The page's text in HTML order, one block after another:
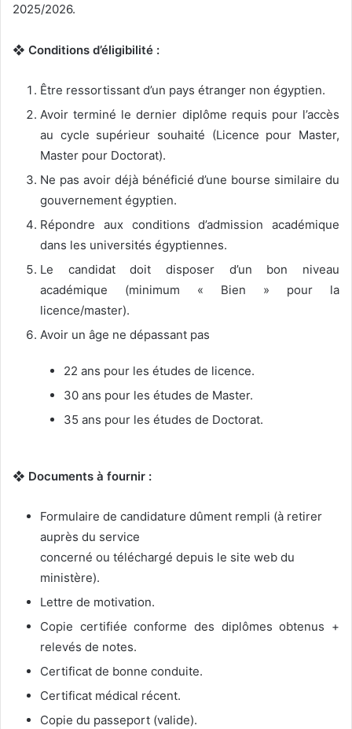
2025/2026.
❖ Conditions d’éligibilité :
Être ressortissant d’un pays étranger non égyptien.
Avoir terminé le dernier diplôme requis pour l’accès
au cycle supérieur souhaité (Licence pour Master,
Master pour Doctorat).
Ne pas avoir déjà bénéficié d’une bourse similaire du
gouvernement égyptien.
Répondre aux conditions d’admission académique
dans les universités égyptiennes.
Le candidat doit disposer d’un bon niveau
académique (minimum « Bien » pour la
licence/master).
Avoir un âge ne dépassant pas
22 ans pour les études de licence.
30 ans pour les études de Master.
35 ans pour les études de Doctorat.
❖ Documents à fournir :
Formulaire de candidature dûment rempli (à retirer
auprès du service
concerné ou téléchargé depuis le site web du
ministère).
Lettre de motivation.
Copie certifiée conforme des diplômes obtenus +
relevés de notes.
Certificat de bonne conduite.
Certificat médical récent.
Copie du passeport (valide).